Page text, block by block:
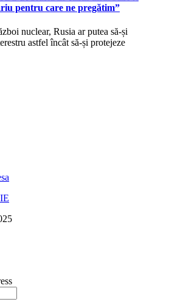
pentru care ne pregătim”
nuclear, Rusia ar putea să-și
astfel încât să-și protejeze